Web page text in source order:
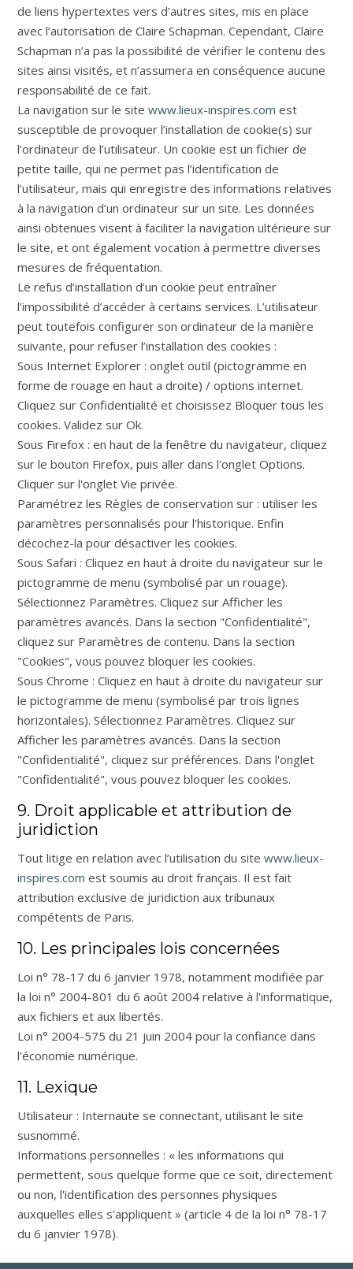
de liens hypertextes vers d’autres sites, mis en place
avec l’autorisation de Claire Schapman. Cependant, Claire
Schapman n’a pas la possibilité de vérifier le contenu des
sites ainsi visités, et n’assumera en conséquence aucune
responsabilité de ce fait.
La navigation sur le sitewww.lieux-inspires.com est
susceptible de provoquer l’installation de cookie(s) sur
l’ordinateur de l’utilisateur. Un cookie est un fichier de
petite taille, qui ne permet pas l’identification de
l’utilisateur, mais qui enregistre des informations relatives
à la navigation d’un ordinateur sur un site. Les données
ainsi obtenues visent à faciliter la navigation ultérieure sur
le site, et ont également vocation à permettre diverses
mesures de fréquentation.
Le refus d’installation d’un cookie peut entraîner
l’impossibilité d’accéder à certains services. L’utilisateur
peut toutefois configurer son ordinateur de la manière
suivante, pour refuser l’installation des cookies :
Sous Internet Explorer : onglet outil (pictogramme en
forme de rouage en haut a droite) / options internet.
Cliquez sur Confidentialité et choisissez Bloquer tous les
cookies. Validez sur Ok.
Sous Firefox : en haut de la fenêtre du navigateur, cliquez
sur le bouton Firefox, puis aller dans l'onglet Options.
Cliquer sur l'onglet Vie privée.
Paramétrez les Règles de conservation sur : utiliser les
paramètres personnalisés pour l'historique. Enfin
décochez-la pour désactiver les cookies.
Sous Safari : Cliquez en haut à droite du navigateur sur le
pictogramme de menu (symbolisé par un rouage).
Sélectionnez Paramètres. Cliquez sur Afficher les
paramètres avancés. Dans la section "Confidentialité",
cliquez sur Paramètres de contenu. Dans la section
"Cookies", vous pouvez bloquer les cookies.
Sous Chrome : Cliquez en haut à droite du navigateur sur
le pictogramme de menu (symbolisé par trois lignes
horizontales). Sélectionnez Paramètres. Cliquez sur
Afficher les paramètres avancés. Dans la section
"Confidentialité", cliquez sur préférences. Dans l'onglet
"Confidentialité", vous pouvez bloquer les cookies.
9. Droit applicable et attribution de
juridiction
Tout litige en relation avec l’utilisation du sitewww.lieux-
inspires.com est soumis au droit français. Il est fait
attribution exclusive de juridiction aux tribunaux
compétents de Paris.
10. Les principales lois concernées
Loi n° 78-17 du 6 janvier 1978, notamment modifiée par
la loi n° 2004-801 du 6 août 2004 relative à l'informatique,
aux fichiers et aux libertés.
Loi n° 2004-575 du 21 juin 2004 pour la confiance dans
l'économie numérique.
11. Lexique
Utilisateur : Internaute se connectant, utilisant le site
susnommé.
Informations personnelles : « les informations qui
permettent, sous quelque forme que ce soit, directement
ou non, l'identification des personnes physiques
auxquelles elles s'appliquent » (article 4 de la loi n° 78-17
du 6 janvier 1978).